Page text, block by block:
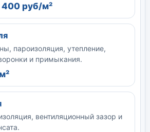
400 руб/м²
пароизоляция, утепление,
и примыкания.
вентиляционный зазор и